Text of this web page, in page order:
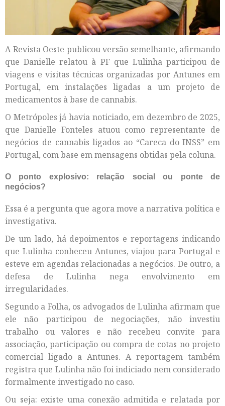
A Revista Oeste publicou versão semelhante, afirmando
que Danielle relatou à PF que Lulinha participou de
viagens e visitas técnicas organizadas por Antunes em
Portugal, em instalações ligadas a um projeto de
medicamentos à base de cannabis.
O Metrópoles já havia noticiado, em dezembro de 2025,
que Danielle Fonteles atuou como representante de
negócios de cannabis ligados ao “Careca do INSS” em
Portugal, com base em mensagens obtidas pela coluna.
O ponto explosivo: relação social ou ponte de
negócios?
Essa é a pergunta que agora move a narrativa política e
investigativa.
De um lado, há depoimentos e reportagens indicando
que Lulinha conheceu Antunes, viajou para Portugal e
esteve em agendas relacionadas a negócios. De outro, a
defesa de Lulinha nega envolvimento em
irregularidades.
Segundo a Folha, os advogados de Lulinha afirmam que
ele não participou de negociações, não investiu
trabalho ou valores e não recebeu convite para
associação, participação ou compra de cotas no projeto
comercial ligado a Antunes. A reportagem também
registra que Lulinha não foi indiciado nem considerado
formalmente investigado no caso.
Ou seja: existe uma conexão admitida e relatada por